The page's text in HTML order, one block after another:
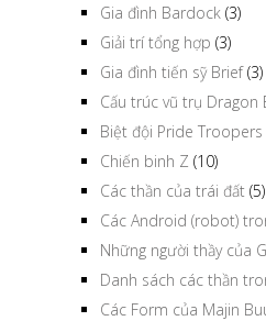
Gia đình Bardock (3)
Giải trí tổng hợp (3)
Gia đình tiến sỹ Brief(3)
Cấu trúc vũ trụ Dragon
Biệt đội Pride Troopers
Chiến binh Z (10)
Các thần của trái đất (5)
Các Android (robot)
Những người thầy của
Danh sách các thần
Các Form của Majin